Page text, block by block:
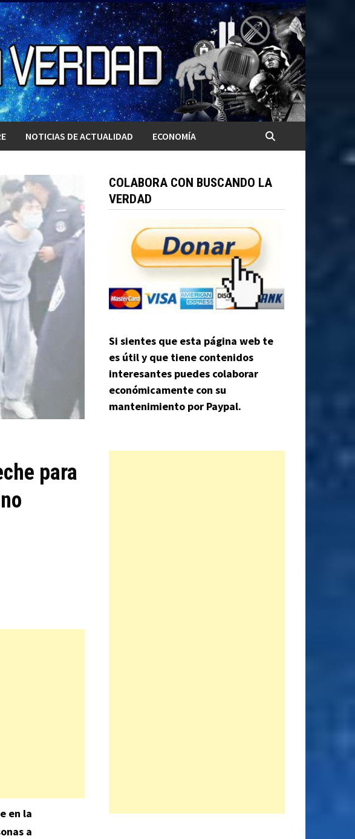
NOTICIAS DE ACTUALIDAD ECONOMÍA
para
en la
a
COLABORA CON BUSCANDO LA
VERDAD
Si sientes que esta página web te
es útil y que tiene contenidos
interesantes puedes colaborar
económicamente con su
mantenimiento por Paypal.